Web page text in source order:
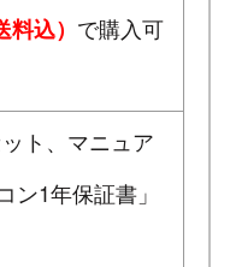
込） で購入可
ト、マニュア
ン1年保証書」